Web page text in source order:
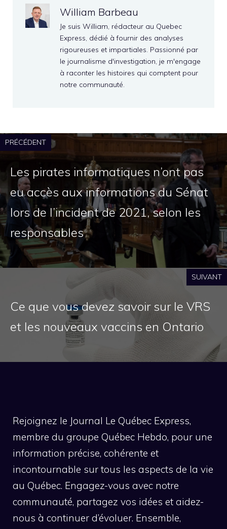
William Barbeau
Je suis William, rédacteur au Quebec
Express, dédié à fournir des analyses
rigoureuses et impartiales. Passionné par
le journalisme d'investigation, je m'engage
à raconter les histoires qui comptent pour
notre communauté.
PRÉCÉDENT
Les pirates informatiques n’ont pas
eu accès aux informations du Sénat
lors de l’incident de 2021, selon les
responsables
SUIVANT
Ce que vous devez savoir sur le VRS
et les nouveaux vaccins en Ontario
Rejoignez le Journal Le Québec Express,
membre du groupe Québec Hebdo, pour une
information précise, cohérente et
incontournable sur tous les aspects de la vie
au Québec. Engagez-vous avec notre
communauté, partagez vos idées et aidez-
nous à continuer d’évoluer. Ensemble,